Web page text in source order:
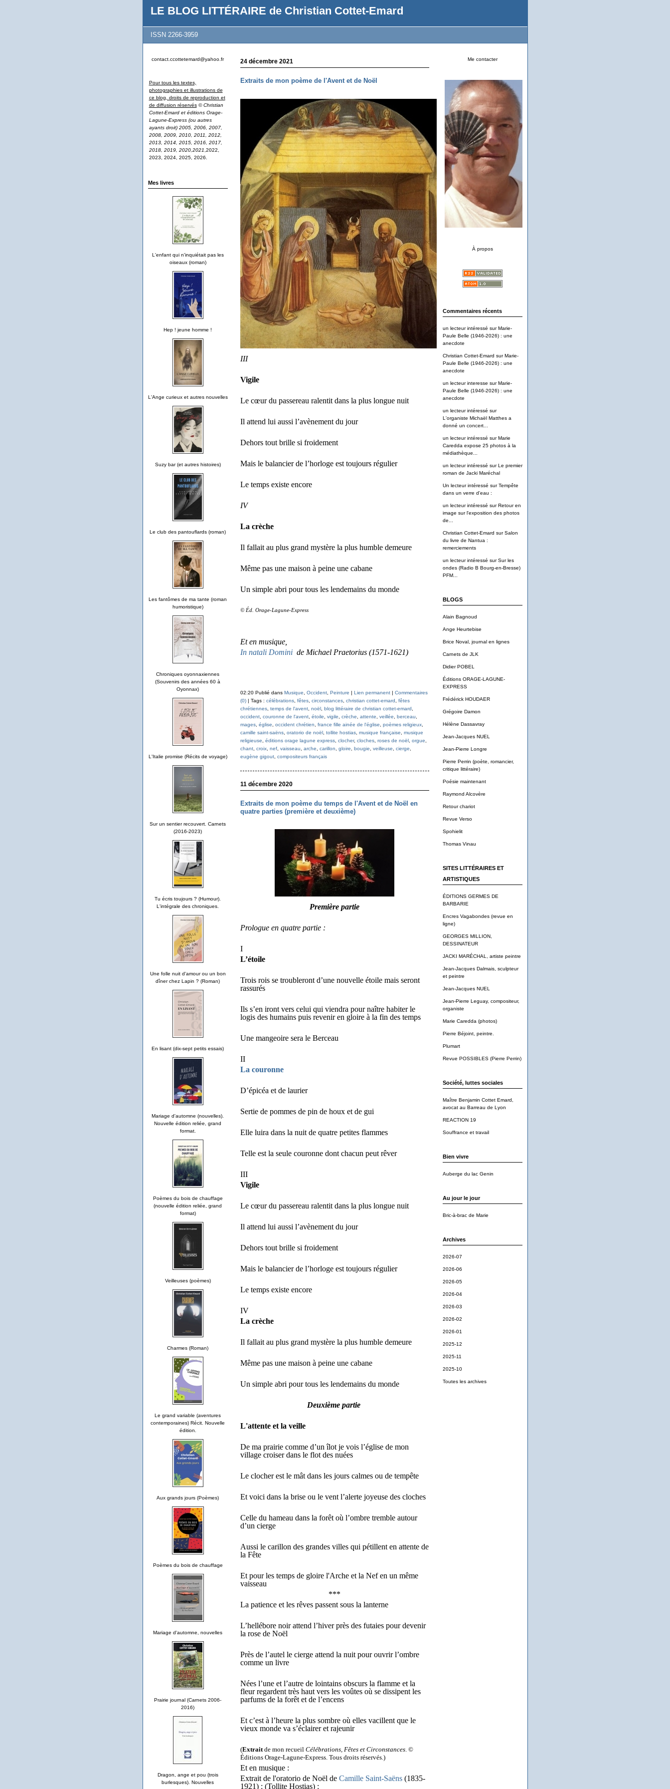
LE BLOG LITTÉRAIRE de Christian Cottet-Emard
ISSN 2266-3959
contact.ccottetemard@yahoo.fr
Pour tous les textes,
photographies et illustrations de
ce blog, droits de reproduction et
de diffusion réservés © Christian
Cottet-Emard et éditions Orage-
Lagune-Express (ou autres
ayants droit) 2005, 2006, 2007,
2008, 2009, 2010, 2011, 2012,
2013, 2014, 2015, 2016, 2017,
2018, 2019, 2020,2021 ,2022,
2023, 2024, 2025, 2026.
Mes livres
L'enfant qui n'inquiétait pas les
oiseaux (roman)
Hep ! jeune homme !
L'Ange curieux et autres nouvelles
Suzy bar (et autres histoires)
Le club des pantouflards (roman)
Les fantômes de ma tante (roman
humoristique)
Chroniques oyonnaxiennes
(Souvenirs des années 60 à
Oyonnax)
L'Italie promise (Récits de voyage)
Sur un sentier recouvert. Carnets
(2016-2023)
Tu écris toujours ? (Humour).
L'intégrale des chroniques.
Une folle nuit d'amour ou un bon
dîner chez Lapin ? (Roman)
En lisant (dix-sept petits essais)
Mariage d'automne (nouvelles).
Nouvelle édition reliée, grand
format.
Poèmes du bois de chauffage
(nouvelle édition reliée, grand
format)
Veilleuses (poèmes)
Charmes (Roman)
Le grand variable (aventures
contemporaines) Récit. Nouvelle
édition.
Aux grands jours (Poèmes)
Poèmes du bois de chauffage
Mariage d'automne, nouvelles
Prairie journal (Carnets 2006-
2016)
Dragon, ange et pou (trois
burlesques). Nouvelles
Me contacter
À propos
Commentaires récents
un lecteur intéressé surMarie-
Paule Belle (1946-2026) : une
anecdote
Christian Cottet-Emard surMarie-
Paule Belle (1946-2026) : une
anecdote
un lecteur interesse surMarie-
Paule Belle (1946-2026) : une
anecdote
un lecteur intéressé sur
L'organiste Michaël Matthes a
donné un concert...
un lecteur intéressé surMarie
Caredda expose 25 photos à la
médiathèque...
un lecteur intéressé surLe premier
roman de Jacki Maréchal
Un lecteur intéressé surTempête
dans un verre d'eau :
un lecteur intéressé surRetour en
image sur l'exposition des photos
de...
Christian Cottet-Emard surSalon
du livre de Nantua :
remerciements
un lecteur intéressé surSur les
ondes (Radio B Bourg-en-Bresse)
PFM...
BLOGS
Alain Bagnoud
Ange Heurtebise
Brice Noval, journal en lignes
Carnets de JLK
Didier POBEL
Éditions ORAGE-LAGUNE-
EXPRESS
Frédérick HOUDAER
Grégoire Damon
Hélène Dassavray
Jean-Jacques NUEL
Jean-Pierre Longre
Pierre Perrin (poète, romancier,
critique littéraire)
Poésie maintenant
Raymond Alcovère
Retour chariot
Revue Verso
Spohielit
Thomas Vinau
SITES LITTÉRAIRES ET
ARTISTIQUES
ÉDITIONS GERMES DE
BARBARIE
Encres Vagabondes (revue en
ligne)
GEORGES MILLION,
DESSINATEUR
JACKI MARÉCHAL, artiste peintre
Jean-Jacques Dalmais, sculpteur
et peintre
Jean-Jacques NUEL
Jean-Pierre Leguay, compositeur,
organiste
Marie Caredda (photos)
Pierre Béjoint, peintre.
Plumart
Revue POSSIBLES (Pierre Perrin)
Société, luttes sociales
Maître Benjamin Cottet Emard,
avocat au Barreau de Lyon
REACTION 19
Souffrance et travail
Bien vivre
Auberge du lac Genin
Au jour le jour
Bric-à-brac de Marie
Archives
2026-07
2026-06
2026-05
2026-04
2026-03
2026-02
2026-01
2025-12
2025-11
2025-10
Toutes les archives
24 décembre 2021
Extraits de mon poème de l'Avent et de Noël
III
Vigile
Le cœur du passereau ralentit dans la plus longue nuit
Il attend lui aussi l’avènement du jour
Dehors tout brille si froidement
Mais le balancier de l’horloge est toujours régulier
Le temps existe encore
IV
La crèche
Il fallait au plus grand mystère la plus humble demeure
Même pas une maison à peine une cabane
Un simple abri pour tous les lendemains du monde
© Éd. Orage-Lagune-Express
Et en musique,
In natali Dominide Michael Praetorius (1571-1621)
02:20 Publié dans Musique Occident, Peinture | Lien permanent| Commentaires
(0)| Tags : célébrations, fêtes, circonstances, christian cottet-emard
fêtes
chrétiennes, temps de l'avent, noël, blog littéraire de christian cottet-emard
occident, couronne de l'avent, étoile vigile crèche attente veillée berceau
mages, église occident chrétien france fille ainée de l'église poèmes religieux,
camille saint-saëns, oratorio de noël, tollite hostias, musique française
musique
religieuse
éditions orage lagune express, clocher, cloches, roses de noël, orgue
chant, croix, nef, vaisseau arche carillon gloire bougie veilleuse cierge
eugène gigout, compositeurs français
11 décembre 2020
Extraits de mon poème du temps de l'Avent et de Noël en
quatre parties (première et deuxième)
Première partie
Prologue en quatre partie :
I
L’étoile
Trois rois se troubleront d’une nouvelle étoile mais seront
rassurés
Ils s’en iront vers celui qui viendra pour naître habiter le
logis des humains puis revenir en gloire à la fin des temps
Une mangeoire sera le Berceau
II
La couronne
D’épicéa et de laurier
Sertie de pommes de pin de houx et de gui
Elle luira dans la nuit de quatre petites flammes
Telle est la seule couronne dont chacun peut rêver
III
Vigile
Le cœur du passereau ralentit dans la plus longue nuit
Il attend lui aussi l’avènement du jour
Dehors tout brille si froidement
Mais le balancier de l’horloge est toujours régulier
Le temps existe encore
IV
La crèche
Il fallait au plus grand mystère la plus humble demeure
Même pas une maison à peine une cabane
Un simple abri pour tous les lendemains du monde
Deuxième partie
L'attente et la veille
De ma prairie comme d’un îlot je vois l’église de mon
village croiser dans le flot des nuées
Le clocher est le mât dans les jours calmes ou de tempête
Et voici dans la brise ou le vent l’alerte joyeuse des cloches
Celle du hameau dans la forêt où l’ombre tremble autour
d’un cierge
Aussi le carillon des grandes villes qui pétillent en attente de
la Fête
Et pour les temps de gloire l'Arche et la Nef en un même
vaisseau
***
La patience et les rêves passent sous la lanterne
L’hellébore noir attend l’hiver près des futaies pour devenir
la rose de Noël
Près de l’autel le cierge attend la nuit pour ouvrir l’ombre
comme un livre
Nées l’une et l’autre de lointains obscurs la flamme et la
fleur regardent très haut vers les voûtes où se dissipent les
parfums de la forêt et de l’encens
Et c’est à l’heure la plus sombre où elles vacillent que le
vieux monde va s’éclairer et rajeunir
(Extraitde mon recueil Célébrations, Fêtes et Circonstances. ©
Éditions Orage-Lagune-Express. Tous droits réservés.)
Et en musique :
Extrait de l'oratorio de Noël de Camille Saint-Saëns(1835-
1921) : (Tollite Hostias) :